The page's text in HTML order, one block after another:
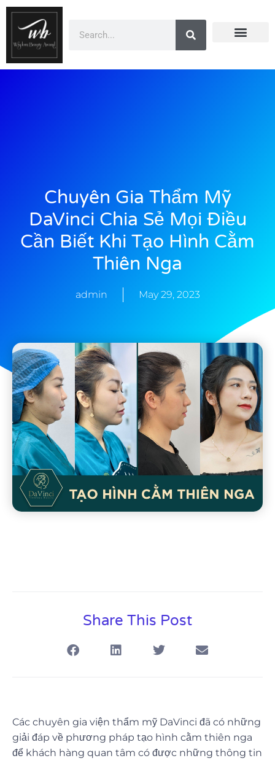
Chuyên Gia Thẩm Mỹ
DaVinci Chia Sẻ Mọi Điều
Cần Biết Khi Tạo Hình Cằm
Thiên Nga
admin May 29, 2023
Share This Post
Các chuyên gia viện thẩm mỹ DaVinci đã có những
giải đáp về phương pháp tạo hình cằm thiên nga
để khách hàng quan tâm có được những thông tin